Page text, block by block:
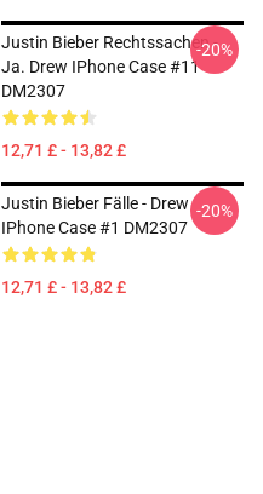
Justin Bieber Rechtssachen -
Ja. Drew IPhone Case #11
DM2307
12,71 £ - 13,82 £
-20%
Justin Bieber Fälle - Drew
IPhone Case #1 DM2307
12,71 £ - 13,82 £
-20%